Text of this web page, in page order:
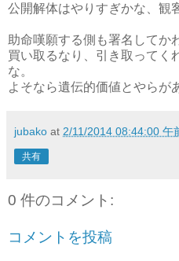
公開解体はやりすぎかな、観
助命嘆願する側も署名してか
買い取るなり、引き取ってく
な。
よそなら遺伝的価値とやらが
jubako at 2/11/2014 08:44:00 午
共有
0 件のコメント:
コメントを投稿